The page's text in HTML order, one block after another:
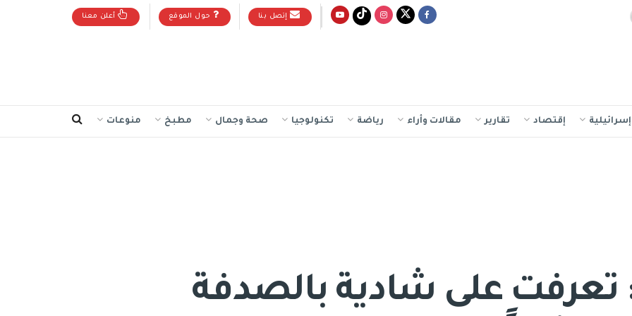
إتصل بنا حول الموقع أعلن معنا
إقتصاد تقارير مقالات وأراء رياضة تكنولوجيا صحة وجمال مطبخ منوعات
تعرفت على شادية بالصدفة